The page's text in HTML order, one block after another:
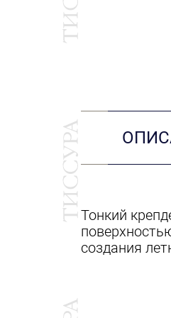
Тонкий
создания